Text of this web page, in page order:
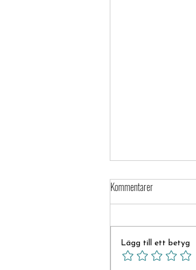
Nya shalan på Campus
Kommentarer
Lägg till ett betyg